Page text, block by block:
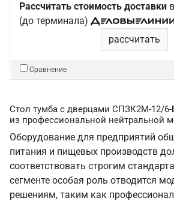
Рассчитать стоимость доставки
(до терминала)
рассчитать
Сравнение
Стол тумба с дверцами СПЗК2М-12/
из профессиональной нейтральной
Оборудование для предприятий
питания и пищевых производств
соответствовать строгим
сегменте особая роль отводится
решениям, таким как